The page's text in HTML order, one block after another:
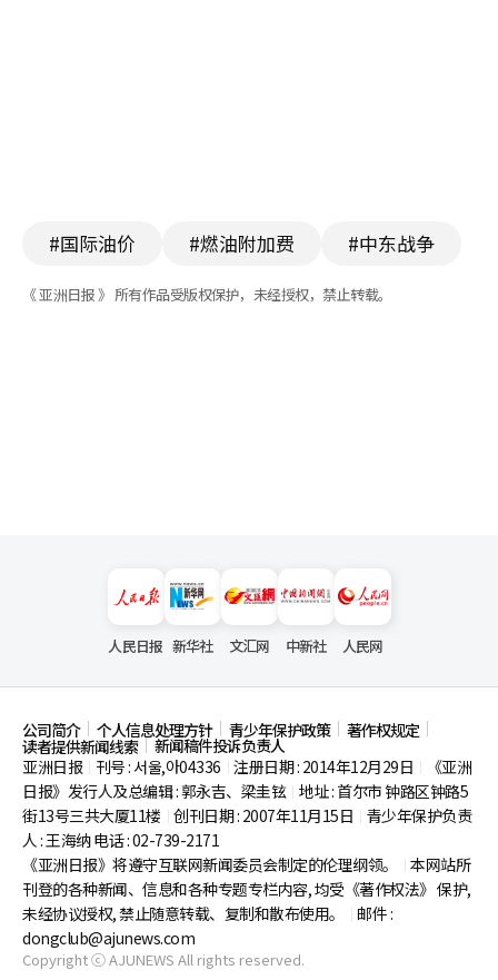
#国际油价 #燃油附加费 #中东战争
《 亚洲日报 》 所有作品受版权保护，未经授权，禁止转载。
人民日报 新华社 文汇网 中新社 人民网
公司简介 个人信息处理方针 青少年保护政策 著作权规定
读者提供新闻线索
新闻稿件投诉负责人
亚洲日报
刊号 : 서울,아04336 注册日期 : 2014年12月29日
《亚洲
日报》发行人及总编辑 : 郭永吉、梁圭铉 地址 : 首尔市钟路区钟路5
街13号三共大厦11楼 创刊日期 : 2007年11月15日
青少年保护负责
人 : 王海纳 电话 : 02-739-2171
《亚洲日报》将遵守互联网新闻委员会制定的伦理纲领。
本网站所
刊登的各种新闻、信息和各种专题专栏内容, 均受《著作权法》 保护,
未经协议授权, 禁止随意转载、复制和散布使用。
邮件 :
dongclub@ajunews.com
Copyright ⓒ AJUNEWS All rights reserved.